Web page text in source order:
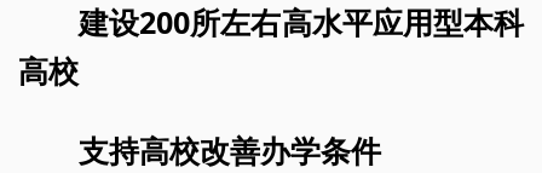
建设200所左右高水平应用型本科
高校
支持高校改善办学条件